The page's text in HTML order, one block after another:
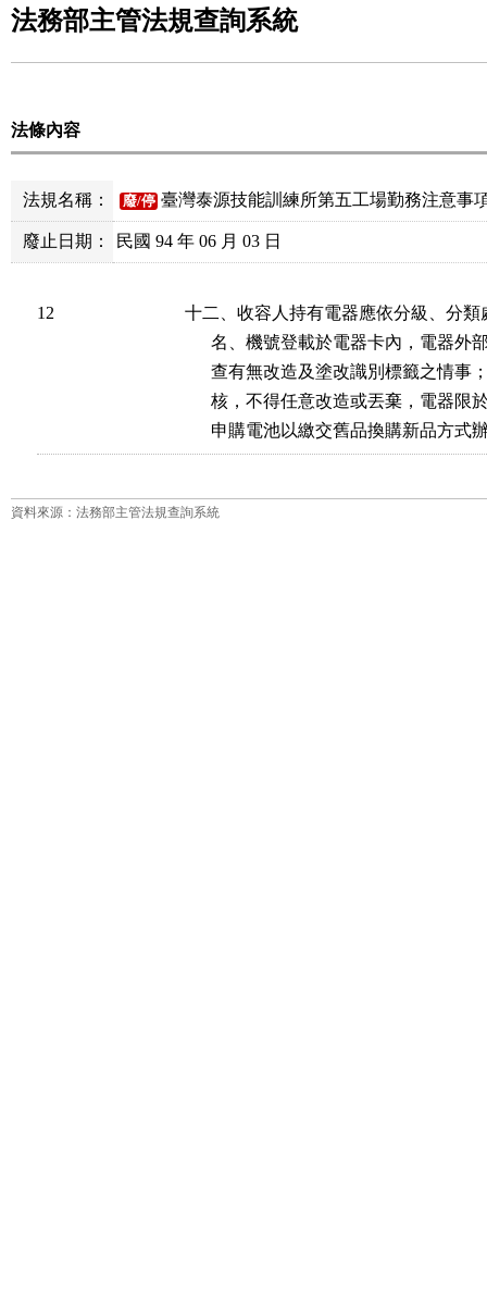
法務部主管法規查詢系統
法條內容
法規名稱： 廢/停 臺灣泰源技能訓練所第五工場勤務注意事
廢止日期： 民國 94 年 06 月 03 日
12
十二、收容人持有電器應依分級、分
名、機號登載於電器卡內，電器
查有無改造及塗改識別標籤之情
核，不得任意改造或丟棄，電器
申購電池以繳交舊品換購新品方式
資料來源：法務部主管法規查詢系統